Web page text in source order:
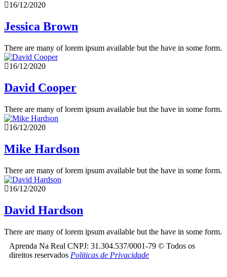
16/12/2020
Jessica Brown
There are many of lorem ipsum available but the have in some form.
16/12/2020
David Cooper
There are many of lorem ipsum available but the have in some form.
16/12/2020
Mike Hardson
There are many of lorem ipsum available but the have in some form.
16/12/2020
David Hardson
There are many of lorem ipsum available but the have in some form.
Aprenda Na Real CNPJ: 31.304.537/0001-79 © Todos os
direitos reservados Politicas de Privacidade